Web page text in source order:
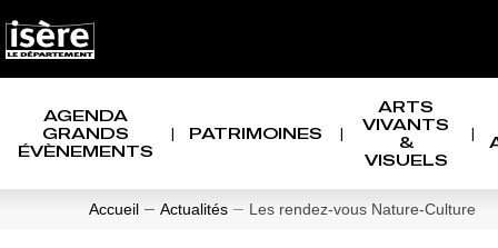
AGENDA
GRANDS
ÉVÈNEMENTS
PATRIMOINES
ARTS
VIVANTS
&
VISUELS
Accueil Actualités Les rendez-vous Nature-Culture